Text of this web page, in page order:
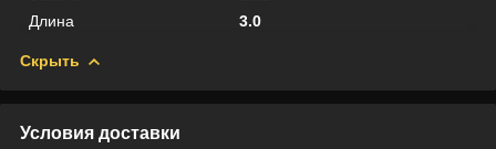
Длина
3.0
Скрыть
Условия доставки